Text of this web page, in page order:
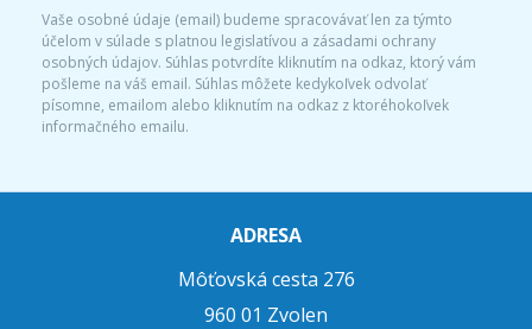
Vaše osobné údaje (email) budeme spracovávať len za týmto
účelom v súlade s platnou legislatívou a zásadami ochrany
osobných údajov. Súhlas potvrdíte kliknutím na odkaz, ktorý vám
pošleme na váš email. Súhlas môžete kedykoľvek odvolať
písomne, emailom alebo kliknutím na odkaz z ktoréhokoľvek
informačného emailu.
ADRESA
Môťovská cesta 276
960 01 Zvolen